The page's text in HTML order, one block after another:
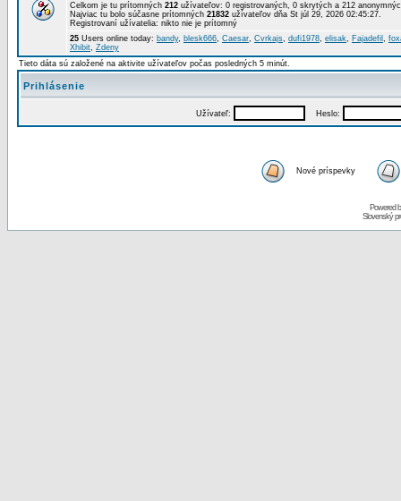
Celkom je tu prítomných 212 užívateľov: 0 registrovaných, 0 skrytých a 212
Najviac tu bolo súčasne prítomných 21832 užívateľov dňa St júl 29, 2026 02:45:27.
Registrovaní užívatelia: nikto nie je prítomný
25 Users online today: bandy, blesk666, Caesar, Cvrkajs, dufi1978, elisak, Fajadefil ,
Xhibit, Zdeny
Tieto dáta sú založené na aktivite užívateľov počas posledných 5 minút.
Prihlásenie
Užívateľ: Heslo:
Nové príspevky
Powered
Slovenský